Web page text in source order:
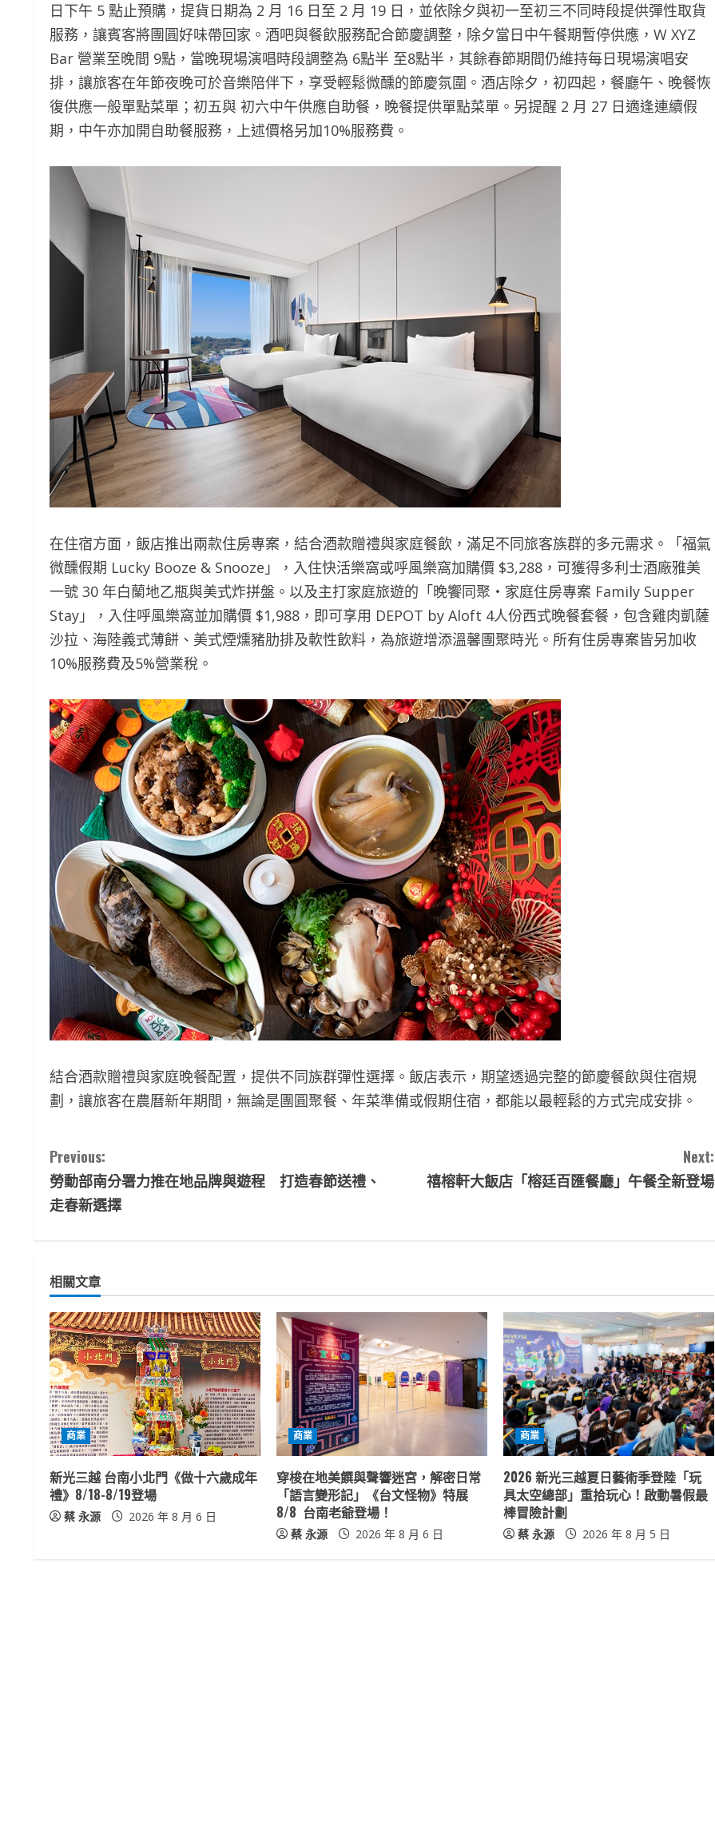
日下午 5 點止預購，提貨日期為 2 月 16 日至 2 月 19 日，並依除夕與初一至初三不同時段提供彈性取貨
服務，讓賓客將團圓好味帶回家。酒吧與餐飲服務配合節慶調整，除夕當日中午餐期暫停供應，W XYZ
Bar 營業至晚間 9點，當晚現場演唱時段調整為 6點半 至8點半，其餘春節期間仍維持每日現場演唱安
排，讓旅客在年節夜晚可於音樂陪伴下，享受輕鬆微醺的節慶氛圍。酒店除夕，初四起，餐廳午、晚餐恢
復供應一般單點菜單；初五與 初六中午供應自助餐，晚餐提供單點菜單。另提醒 2 月 27 日適逢連續假
期，中午亦加開自助餐服務，上述價格另加10%服務費。
在住宿方面，飯店推出兩款住房專案，結合酒款贈禮與家庭餐飲，滿足不同旅客族群的多元需求。「福氣
微醺假期 Lucky Booze & Snooze」，入住快活樂窩或呼風樂窩加購價 $3,288，可獲得多利士酒廠雅美
一號 30 年白蘭地乙瓶與美式炸拼盤。以及主打家庭旅遊的「晚饗同聚・家庭住房專案 Family Supper
Stay」，入住呼風樂窩並加購價 $1,988，即可享用 DEPOT by Aloft 4人份西式晚餐套餐，包含雞肉凱薩
沙拉、海陸義式薄餅、美式煙燻豬肋排及軟性飲料，為旅遊增添溫馨團聚時光。所有住房專案皆另加收
10%服務費及5%營業稅。
結合酒款贈禮與家庭晚餐配置，提供不同族群彈性選擇。飯店表示，期望透過完整的節慶餐飲與住宿規
劃，讓旅客在農曆新年期間，無論是團圓聚餐、年菜準備或假期住宿，都能以最輕鬆的方式完成安排。
C
o
i
n
u
e
R
e
a
d
Previous:
勞動部南分署力推在地品牌與遊程 打造春節送禮、
走春新選擇
Next:
禧榕軒大飯店「榕廷百匯餐廳」午餐全新登場
相關文章
商業
新光三越 台南小北門《做十六歲成年
禮》8/18-8/19登場
蔡 永源 2026 年 8 月 6 日
商業
穿梭在地美饌與聲響迷宮，解密日常
「語言變形記」《台文怪物》特展
8/8 台南老爺登場！
蔡 永源 2026 年 8 月 6 日
商業
2026 新光三越夏日藝術季登陸「玩
具太空總部」重拾玩心！啟動暑假最
棒冒險計劃
蔡 永源 2026 年 8 月 5 日